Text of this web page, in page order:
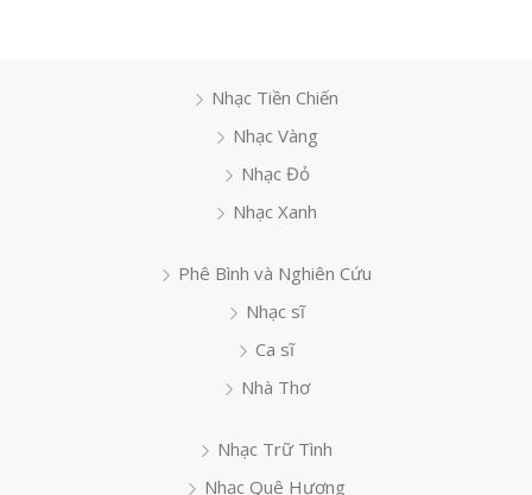
Nhạc Tiền Chiến
Nhạc Vàng
Nhạc Đỏ
Nhạc Xanh
Phê Bình và Nghiên Cứu
Nhạc sĩ
Ca sĩ
Nhà Thơ
Nhạc Trữ Tình
Nhạc Quê Hương